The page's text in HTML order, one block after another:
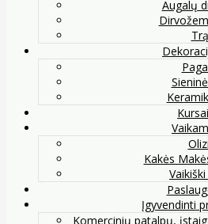
Augalų
Kursai
Kakės
Įgyvendinti
Komercinių patalpų,